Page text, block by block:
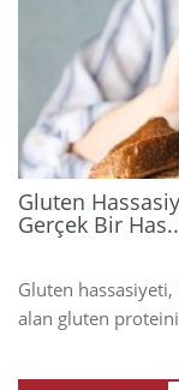
Gluten
Gerçek Bir
Gluten
alan gluten